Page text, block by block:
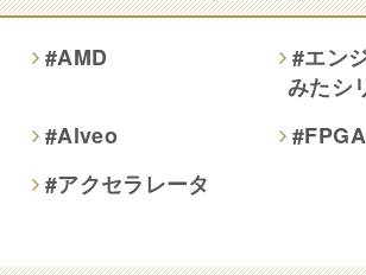
#AMD
#エン
みたシ
#Alveo
#FPGA
#アクセラレータ